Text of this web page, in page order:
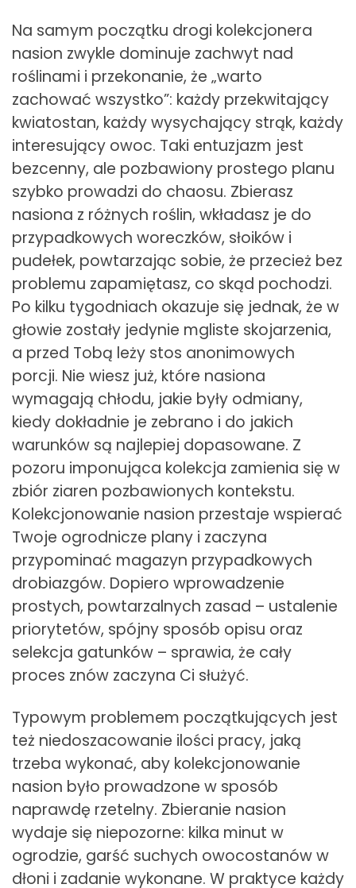
Na samym początku drogi kolekcjonera
nasion zwykle dominuje zachwyt nad
roślinami i przekonanie, że „warto
zachować wszystko”: każdy przekwitający
kwiatostan, każdy wysychający strąk, każdy
interesujący owoc. Taki entuzjazm jest
bezcenny, ale pozbawiony prostego planu
szybko prowadzi do chaosu. Zbierasz
nasiona z różnych roślin, wkładasz je do
przypadkowych woreczków, słoików i
pudełek, powtarzając sobie, że przecież bez
problemu zapamiętasz, co skąd pochodzi.
Po kilku tygodniach okazuje się jednak, że w
głowie zostały jedynie mgliste skojarzenia,
a przed Tobą leży stos anonimowych
porcji. Nie wiesz już, które nasiona
wymagają chłodu, jakie były odmiany,
kiedy dokładnie je zebrano i do jakich
warunków są najlepiej dopasowane. Z
pozoru imponująca kolekcja zamienia się w
zbiór ziaren pozbawionych kontekstu.
Kolekcjonowanie nasion przestaje wspierać
Twoje ogrodnicze plany i zaczyna
przypominać magazyn przypadkowych
drobiazgów. Dopiero wprowadzenie
prostych, powtarzalnych zasad – ustalenie
priorytetów, spójny sposób opisu oraz
selekcja gatunków – sprawia, że cały
proces znów zaczyna Ci służyć.
Typowym problemem początkujących jest
też niedoszacowanie ilości pracy, jaką
trzeba wykonać, aby kolekcjonowanie
nasion było prowadzone w sposób
naprawdę rzetelny. Zbieranie nasion
wydaje się niepozorne: kilka minut w
ogrodzie, garść suchych owocostanów w
dłoni i zadanie wykonane. W praktyce każdy